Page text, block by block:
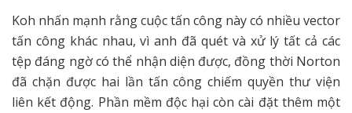
Koh nhấn mạnh rằng cuộc tấn công này có nhiều vector
tấn công khác nhau, vì anh đã quét và xử lý tất cả các
tệp đáng ngờ có thể nhận diện được, đồng thời Norton
đã chặn được hai lần tấn công chiếm quyền thư viện
liên kết động. Phần mềm độc hại còn cài đặt thêm một